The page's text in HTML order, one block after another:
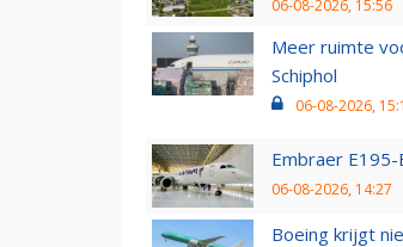
06-08-2026, 15:56
Meer ruimte
Schiphol
06-08-2026,
Embraer
06-08-2026, 14:27
Boeing krijgt